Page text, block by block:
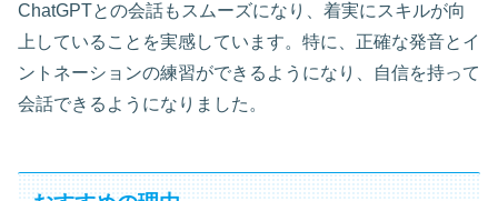
ChatGPTとの会話もスムーズになり、着実にスキルが向
上していることを実感しています。特に、正確な発音とイ
ントネーションの練習ができるようになり、自信を持って
会話できるようになりました。